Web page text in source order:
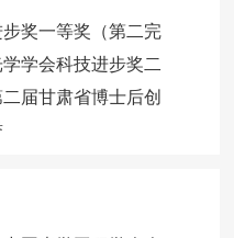
奖一等奖（第二完
学会科技进步奖二
届甘肃省博士后创